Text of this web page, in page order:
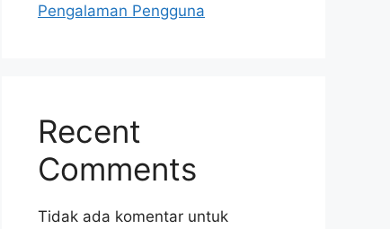
Pengalaman Pengguna
Recent
Comments
Tidak ada komentar untuk